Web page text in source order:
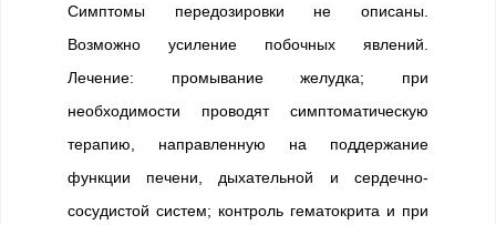
Симптомы передозировки не описаны.
Возможно усиление побочных явлений.
Лечение: промывание желудка; при
необходимости проводят симптоматическую
терапию, направленную на поддержание
функции печени, дыхательной и сердечно-
сосудистой систем; контроль гематокрита и при